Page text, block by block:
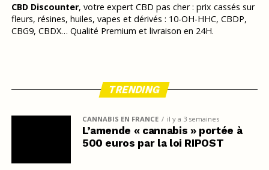
CBD Discounter, votre expert CBD pas cher : prix cassés sur
fleurs, résines, huiles, vapes et dérivés : 10-OH-HHC, CBDP,
CBG9, CBDX… Qualité Premium et livraison en 24H.
TRENDING
CANNABIS EN FRANCE il y a 3 semaines
L’amende « cannabis » portée à
500 euros par la loi RIPOST